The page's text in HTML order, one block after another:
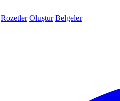
Rozetler Oluştur Belgeler